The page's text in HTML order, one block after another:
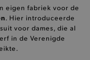
eigen fabriek voor de
. Hier introduceerde
voor dames, die al
in de Verenigde